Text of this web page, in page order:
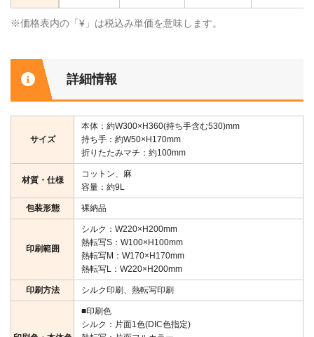
※価格表内の「¥」は税込み単価を意味します。
詳細情報
サイズ
本体：約W300×H360(持ち手含む530)mm
持ち手：約W50×H170mm
折りたたみマチ：約100mm
材質・仕様
コットン、麻
容量：約9L
包装形態 裸納品
印刷範囲
シルク：W220×H200mm
熱転写S：W100×H100mm
熱転写M：W170×H170mm
熱転写L：W220×H200mm
印刷方法 シルク印刷、熱転写印刷
■印刷色
シルク：片面1色(DIC色指定)